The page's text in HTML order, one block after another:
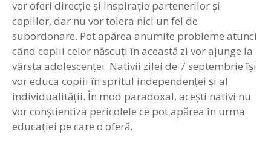
vor oferi direcţie şi inspiraţie partenerilor şi
copiilor, dar nu vor tolera nici un fel de
subordonare. Pot apărea anumite probleme atunci
când copiii celor născuţi în această zi vor ajunge la
vârsta adolescenţei. Nativii zilei de 7 septembrie îşi
vor educa copiii în spritul independenţei şi al
individualităţii. În mod paradoxal, aceşti nativi nu
vor conştientiza pericolele ce pot apărea în urma
educaţiei pe care o oferă.